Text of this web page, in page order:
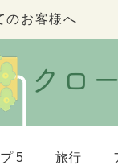
のお客様へ
クロ
5 旅行